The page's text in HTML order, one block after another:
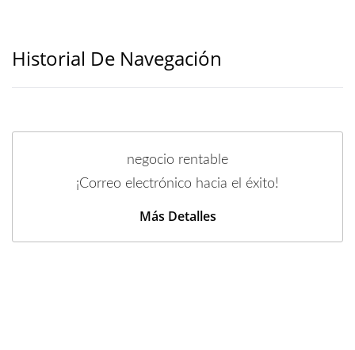
Historial De Navegación
negocio rentable
¡Correo electrónico hacia el éxito!
Más Detalles